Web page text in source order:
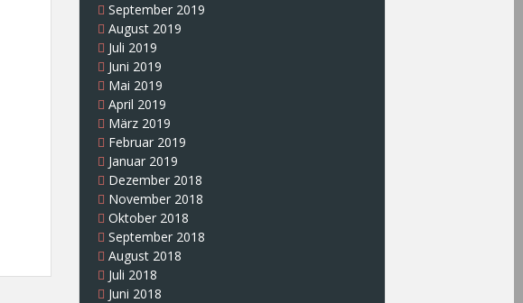
September 2019
August 2019
Juli 2019
Juni 2019
Mai 2019
April 2019
März 2019
Februar 2019
Januar 2019
Dezember 2018
November 2018
Oktober 2018
September 2018
August 2018
Juli 2018
Juni 2018